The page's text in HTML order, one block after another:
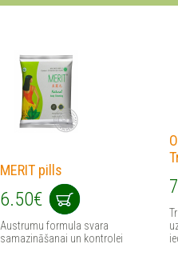
MERIT pills
6.50€
Austrumu formula svara
samazināšanai un kontrolei